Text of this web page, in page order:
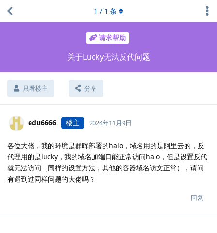
请求帮助
关于Lucky无法反代问题
只看楼主 分享
1 / 1 条
edu6666 楼主 2024年11月9日
各位大佬，我的环境是群晖部署的halo，域名用的是阿里云的，反
代理用的是lucky，我的域名加端口能正常访问halo，但是设置反代
就无法访问（同样的设置方法，其他的容器域名访文正常），请问
有遇到过同样问题的大佬吗？
回复